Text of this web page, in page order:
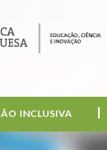
INCLUSIVA